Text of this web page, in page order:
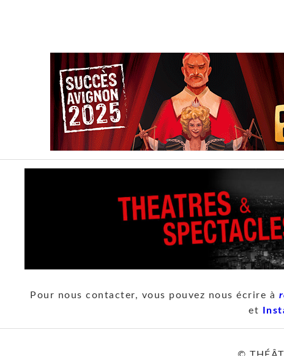
Pour nous contacter, vous pouvez nous écrire à
et
©